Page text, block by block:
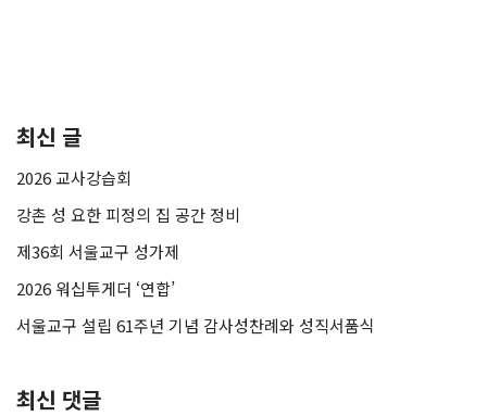
최신 글
2026 교사강습회
강촌 성 요한 피정의 집 공간 정비
제36회 서울교구 성가제
2026 워십투게더 ‘연합’
서울교구 설립 61주년 기념 감사성찬례와 성직서품식
최신 댓글